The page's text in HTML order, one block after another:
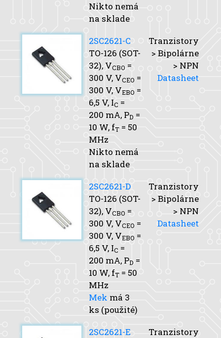
Nikto nemá
na sklade
2SC2621-C
TO-126 (SOT-
32), VCBO =
300 V, VCEO =
300 V, VEBO =
6,5 V, IC =
200 mA, PD =
10 W, fT = 50
MHz
Nikto nemá
na sklade
Tranzistory
> Bipolárne
> NPN
Datasheet
2SC2621-D
TO-126 (SOT-
32), VCBO =
300 V, VCEO =
300 V, VEBO =
6,5 V, IC =
200 mA, PD =
10 W, fT = 50
MHz
Mek má 3
ks (použité)
Tranzistory
> Bipolárne
> NPN
Datasheet
2SC2621-E
Tranzistory